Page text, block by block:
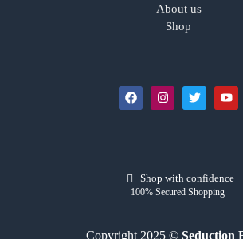
About us
Shop
Shop with confidence
100% Secured Shopping
Copyright 2025 © Seduction